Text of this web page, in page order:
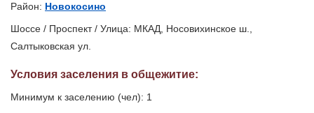
Район: Новокосино
Шоссе / Проспект / Улица: МКАД, Носовихинское ш.,
Салтыковская ул.
Условия заселения в общежитие:
Минимум к заселению (чел): 1